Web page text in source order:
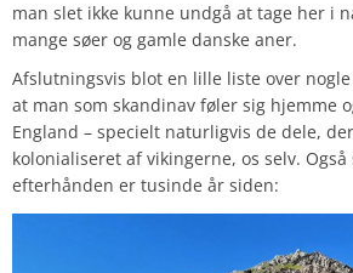
man slet ikke kunne undgå at tage her i
mange søer og gamle danske aner.
Afslutningsvis blot en lille liste over
at man som skandinav føler sig hjemme
England – specielt naturligvis de dele,
kolonialiseret af vikingerne, os selv.
efterhånden er tusinde år siden: